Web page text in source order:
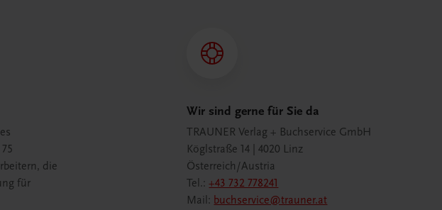
die
für
Wir sind gerne für Sie da
TRAUNER Verlag + Buchservice GmbH
Köglstraße 14 | 4020 Linz
Österreich/Austria
Tel.:+43 732 778241
Mail: buchservice@trauner.at